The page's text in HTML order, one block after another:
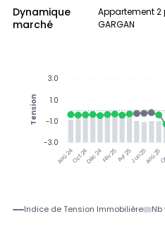
Dynamique
marché
Appartement 2
GARGAN
Aoû 24Oct 24Déc 24Fév 25Avr 25Jun 25Aoû 25
3.0
1.0
-1.0
-3.0
Tension
Indice de Tension Immobilière Nb